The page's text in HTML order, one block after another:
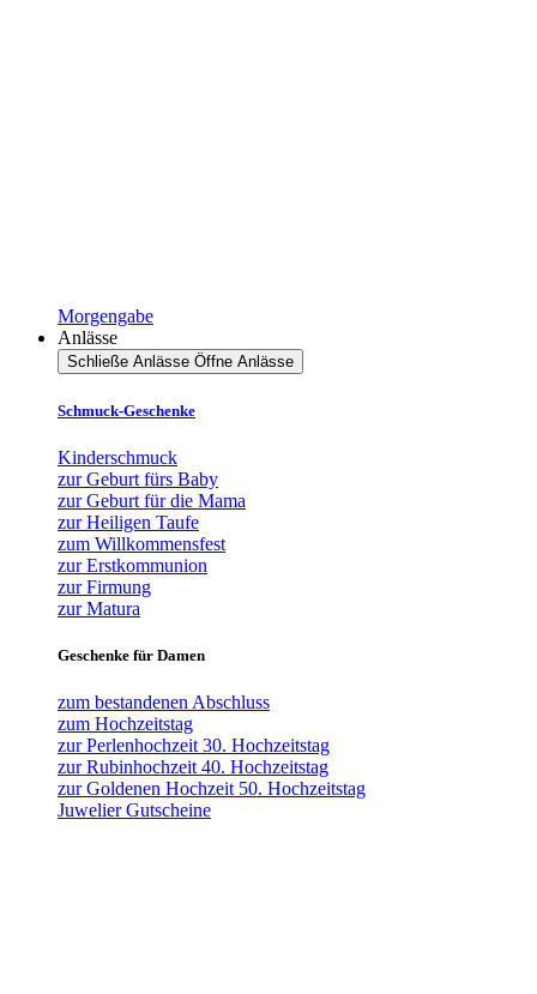
Morgengabe
Anlässe
Schließe Anlässe Öffne Anlässe
Schmuck-Geschenke
Kinderschmuck
zur Geburt fürs Baby
zur Geburt für die Mama
zur Heiligen Taufe
zum Willkommensfest
zur Erstkommunion
zur Firmung
zur Matura
Geschenke für Damen
zum bestandenen Abschluss
zum Hochzeitstag
zur Perlenhochzeit 30. Hochzeitstag
zur Rubinhochzeit 40. Hochzeitstag
zur Goldenen Hochzeit 50. Hochzeitstag
Juwelier Gutscheine